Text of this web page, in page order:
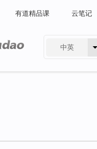
有道精品课 云笔记
中英